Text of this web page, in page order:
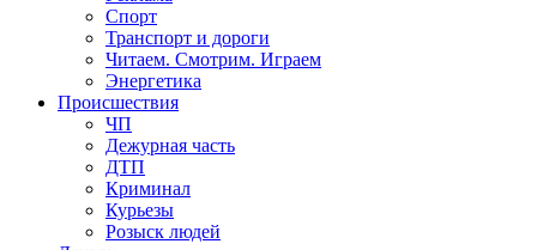
Спорт
Транспорт и дороги
Читаем. Смотрим. Играем
Энергетика
Происшествия
ЧП
Дежурная часть
ДТП
Криминал
Курьезы
Розыск людей